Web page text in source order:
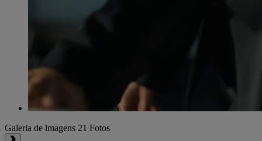
Galeria de imagens 21 Fotos